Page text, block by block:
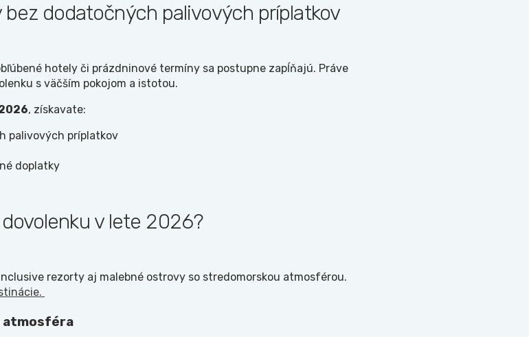
dodatočných palivových príplatkov
hotely či prázdninové termíny sa postupne zapĺňajú. Práve
s väčším pokojom a istotou.
, získavate:
palivových príplatkov
doplatky
v lete 2026?
rezorty aj malebné ostrovy so stredomorskou atmosférou.
atmosféra